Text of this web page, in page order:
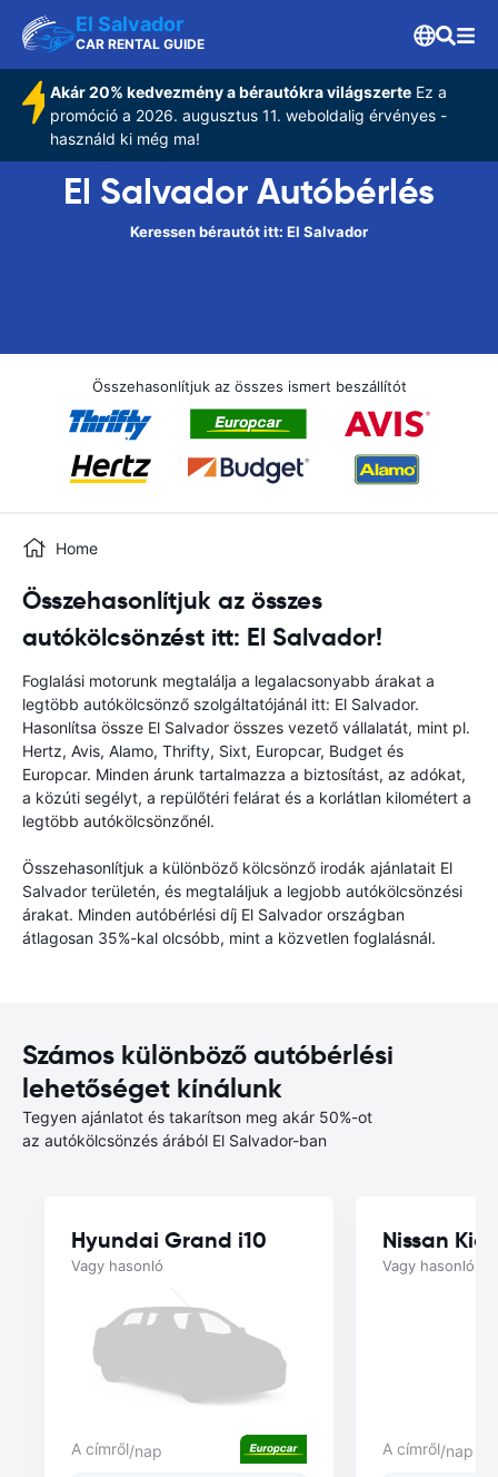
El Salvador
CAR RENTAL GUIDE
Akár 20% kedvezmény a bérautókra világszerteEz a
promóció a 2026. augusztus 11. weboldalig érvényes -
használd ki még ma!
El Salvador Autóbérlés
Keressen bérautót itt: El Salvador
Összehasonlítjuk az összes ismert beszállítót
Home
Összehasonlítjuk az összes
autókölcsönzést itt: El Salvador!
Foglalási motorunk megtalálja a legalacsonyabb árakat a
legtöbb autókölcsönző szolgáltatójánál itt: El Salvador.
Hasonlítsa össze El Salvador összes vezető vállalatát, mint pl.
Hertz, Avis, Alamo, Thrifty, Sixt, Europcar, Budget és
Europcar. Minden árunk tartalmazza a biztosítást, az adókat,
a közúti segélyt, a repülőtéri felárat és a korlátlan kilométert a
legtöbb autókölcsönzőnél.
Összehasonlítjuk a különböző kölcsönző irodák ajánlatait El
Salvador területén, és megtaláljuk a legjobb autókölcsönzési
árakat. Minden autóbérlési díj El Salvador országban
átlagosan 35%-kal olcsóbb, mint a közvetlen foglalásnál.
Számos különböző autóbérlési
lehetőséget kínálunk
Tegyen ajánlatot és takarítson meg akár 50%-ot
az autókölcsönzés árából El Salvador-ban
Hyundai Grand i10
Vagy hasonló
A címről/nap
Nissan
Vagy hasonló
A címről/nap